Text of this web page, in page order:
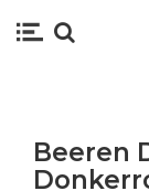
Beeren